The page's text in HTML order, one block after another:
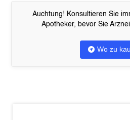
Auchtung! Konsultieren Sie
Apotheker, bevor Sie
Wo zu